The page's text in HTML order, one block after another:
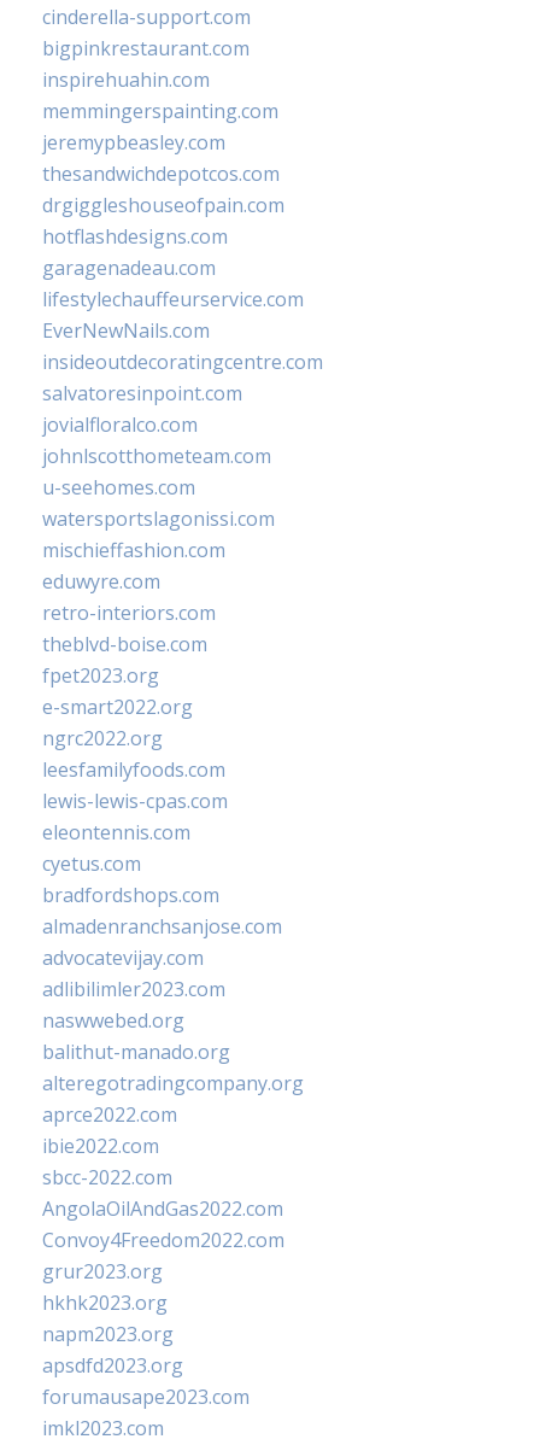
cinderella-support.com
bigpinkrestaurant.com
inspirehuahin.com
memmingerspainting.com
jeremypbeasley.com
thesandwichdepotcos.com
drgiggleshouseofpain.com
hotflashdesigns.com
garagenadeau.com
lifestylechauffeurservice.com
EverNewNails.com
insideoutdecoratingcentre.com
salvatoresinpoint.com
jovialfloralco.com
johnlscotthometeam.com
u-seehomes.com
watersportslagonissi.com
mischieffashion.com
eduwyre.com
retro-interiors.com
theblvd-boise.com
fpet2023.org
e-smart2022.org
ngrc2022.org
leesfamilyfoods.com
lewis-lewis-cpas.com
eleontennis.com
cyetus.com
bradfordshops.com
almadenranchsanjose.com
advocatevijay.com
adlibilimler2023.com
naswwebed.org
balithut-manado.org
alteregotradingcompany.org
aprce2022.com
ibie2022.com
sbcc-2022.com
AngolaOilAndGas2022.com
Convoy4Freedom2022.com
grur2023.org
hkhk2023.org
napm2023.org
apsdfd2023.org
forumausape2023.com
imkl2023.com